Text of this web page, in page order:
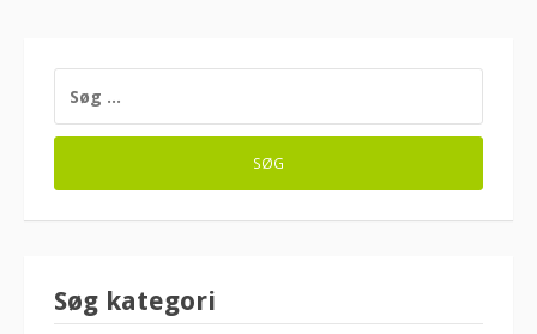
EFTER:
Søg kategori